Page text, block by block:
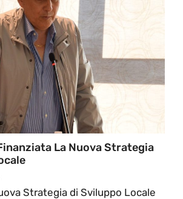
La Nuova Strategia
Strategia di Sviluppo Locale